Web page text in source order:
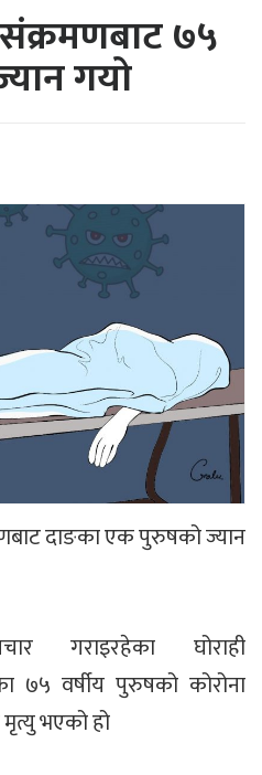
७५
गयो
दाङका एक पुरुषको ज्यान
गराइरहेका घोराही
७५ वर्षीय पुरुषको कोरोना
भएको हो